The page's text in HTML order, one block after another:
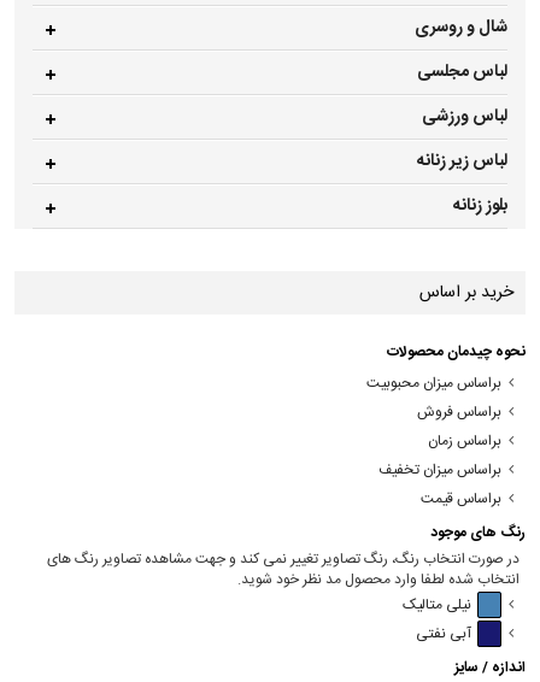
شال و روسری
لباس مجلسی
لباس ورزشی
لباس زیر زنانه
بلوز زنانه
خرید بر اساس
نحوه چیدمان محصولات
براساس میزان محبوبیت
براساس فروش
براساس زمان
براساس میزان تخفیف
براساس قیمت
رنگ های موجود
در صورت انتخاب رنگ، رنگ تصاویر تغییر نمی کند و جهت مشاهده تصاویر رنگ های
انتخاب شده لطفا وارد محصول مد نظر خود شوید.
نیلی متالیک
آبی نفتی
اندازه / سایز